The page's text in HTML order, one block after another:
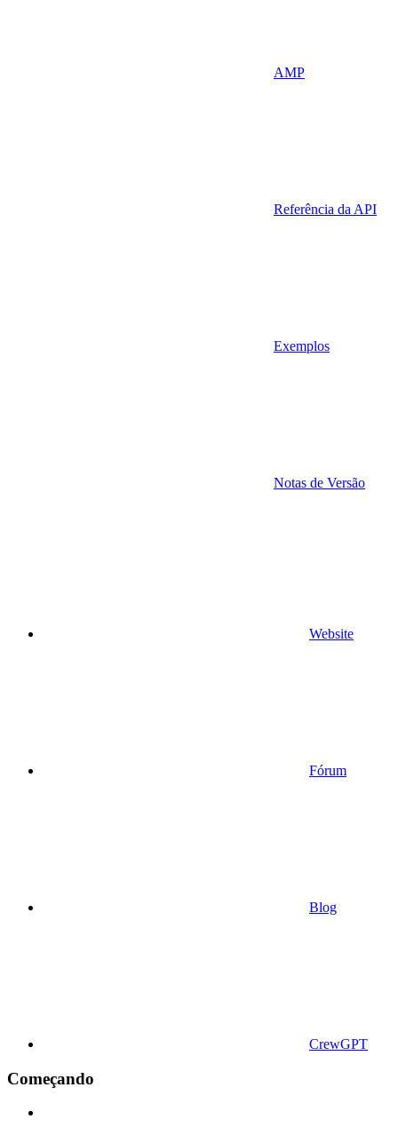
AMP
Referência da API
Exemplos
Notas de Versão
Website
Fórum
Blog
CrewGPT
Começando